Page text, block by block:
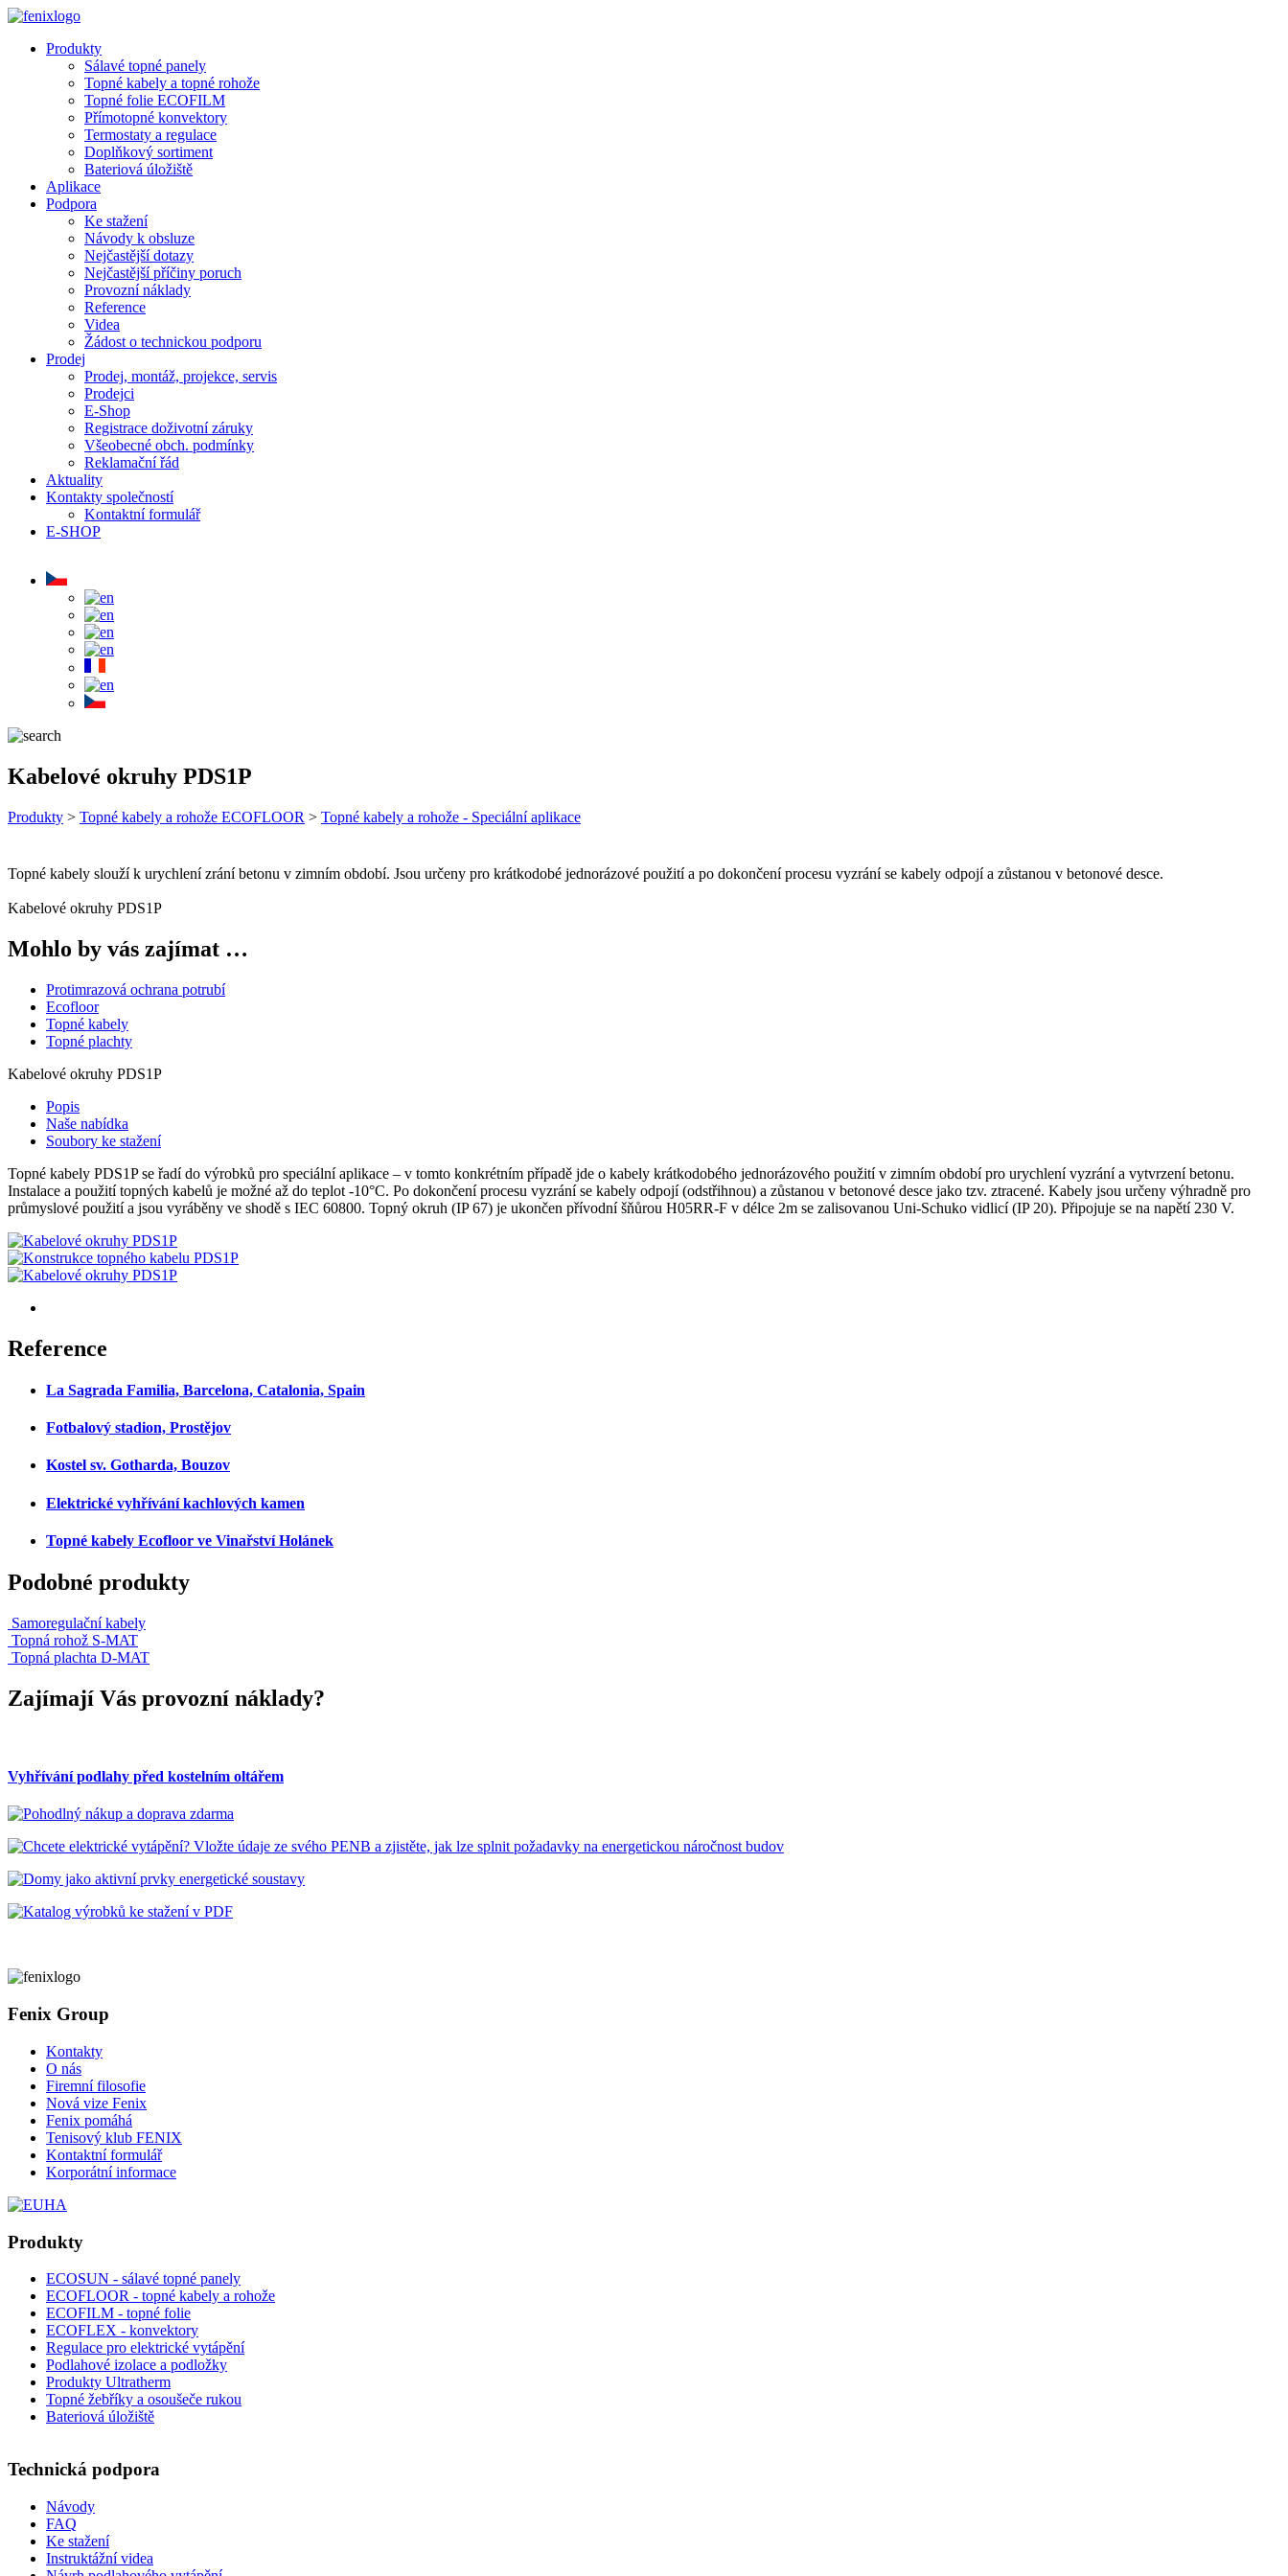
Přejít k hlavnímu obsahu
Produkty
Sálavé topné panely
Topné kabely a topné rohože
Topné folie ECOFILM
Přímotopné konvektory
Termostaty a regulace
Doplňkový sortiment
Bateriová úložiště
Aplikace
Podpora
Ke stažení
Návody k obsluze
Nejčastější dotazy
Nejčastější příčiny poruch
Provozní náklady
Reference
Videa
Žádost o technickou podporu
Prodej
Prodej, montáž, projekce, servis
Prodejci
E-Shop
Registrace doživotní záruky
Všeobecné obch. podmínky
Reklamační řád
Aktuality
Kontakty společností
Kontaktní formulář
E-SHOP
Kabelové okruhy PDS1P
Produkty > Topné kabely a rohože ECOFLOOR > Topné kabely a rohože - Speciální aplikace
Topné kabely slouží k urychlení zrání betonu v zimním období. Jsou určeny pro krátkodobé jednorázové použití a po dokončení procesu vyzrání se kabely odpojí a zůstanou v betonové desce.
Kabelové okruhy PDS1P
Mohlo by vás zajímat …
Protimrazová ochrana potrubí
Ecofloor
Topné kabely
Topné plachty
Kabelové okruhy PDS1P
Popis
Naše nabídka
Soubory ke stažení
Topné kabely PDS1P se řadí do výrobků pro speciální aplikace – v tomto konkrétním případě jde o kabely krátkodobého jednorázového použití v zimním období pro urychlení vyzrání a vytvrzení betonu.
Instalace a použití topných kabelů je možné až do teplot -10°C. Po dokončení procesu vyzrání se kabely odpojí (odstřihnou) a zůstanou v betonové desce jako tzv. ztracené. Kabely jsou určeny výhradně pro
průmyslové použití a jsou vyráběny ve shodě s IEC 60800. Topný okruh (IP 67) je ukončen přívodní šňůrou H05RR-F v délce 2m se zalisovanou Uni-Schuko vidlicí (IP 20). Připojuje se na napětí 230 V.
Reference
La Sagrada Familia, Barcelona, Catalonia, Spain
Fotbalový stadion, Prostějov
Kostel sv. Gotharda, Bouzov
Elektrické vyhřívání kachlových kamen
Topné kabely Ecofloor ve Vinařství Holánek
Podobné produkty
Samoregulační kabely
Topná rohož S-MAT
Topná plachta D-MAT
Zajímají Vás provozní náklady?
Vyhřívání podlahy před kostelním oltářem
Fenix Group
Kontakty
O nás
Firemní filosofie
Nová vize Fenix
Fenix pomáhá
Tenisový klub FENIX
Kontaktní formulář
Korporátní informace
Produkty
ECOSUN - sálavé topné panely
ECOFLOOR - topné kabely a rohože
ECOFILM - topné folie
ECOFLEX - konvektory
Regulace pro elektrické vytápění
Podlahové izolace a podložky
Produkty Ultratherm
Topné žebříky a osoušeče rukou
Bateriová úložiště
Technická podpora
Návody
FAQ
Ke stažení
Instruktážní videa